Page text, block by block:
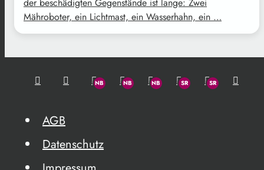
der beschädigten Gegenstände ist lange: Zwei
Mähroboter, ein Lichtmast, ein Wasserhahn, ein …
AGB
Datenschutz